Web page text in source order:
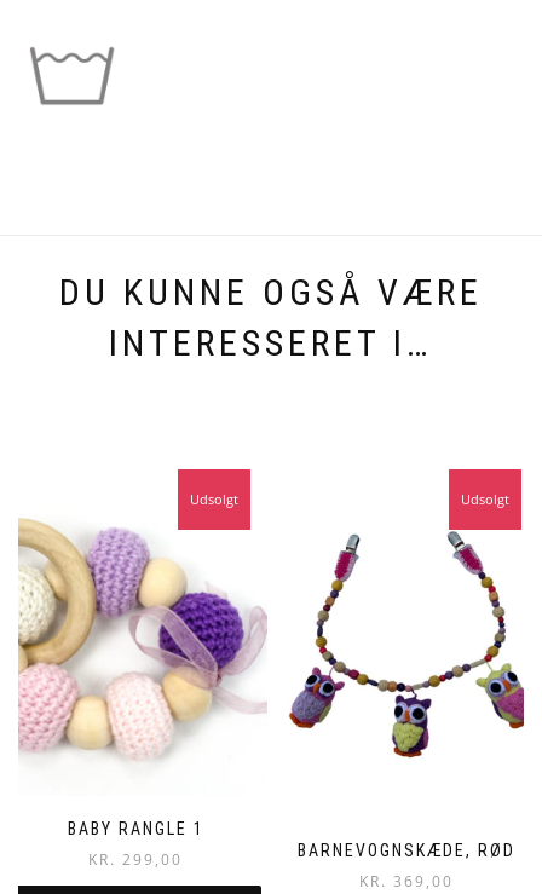
DU KUNNE OGSÅ VÆRE
INTERESSERET I…
BABY RANGLE 1
KR. 299,00
Udsolgt
BARNEVOGNSKÆDE, RØD
KR. 369,00
Udsolgt